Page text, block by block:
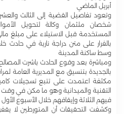
أبريل الماضي
شخصان ملثمان وكالة لتحويل
المستخدمة قبل الاستيلاء على مبلغ
بالفرار على متن دراجة نارية في حادث
وسط ساكنة المدينة
ومباشرة بعد وقوع الحادث باشرت المصالح
بالجديدة بتنسيق مع المديرية العامة
مكثفة اعتمدت على تتبع تسجيلات
التقنية والميدانية وهو ما مكن في
فيهم الثلاثة وإيقافهم خلال الأسبوع
وكشفت التحقيقات أن المتورطين لا